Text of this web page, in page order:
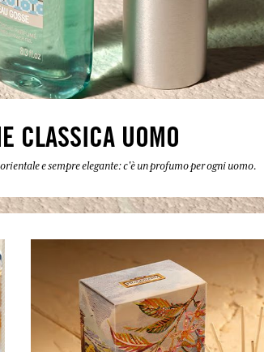
CLASSICA UOMO
e sempre elegante: c'è un profumo per ogni uomo.